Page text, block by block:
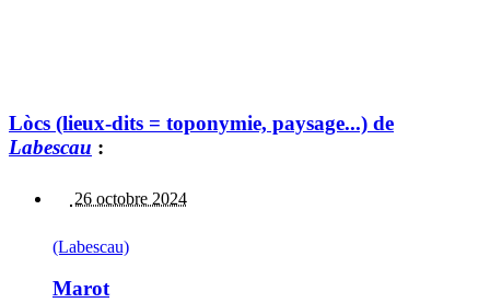
Lòcs (lieux-dits = toponymie, paysage...) de
Labescau :
26 octobre 2024
(Labescau)
Marot